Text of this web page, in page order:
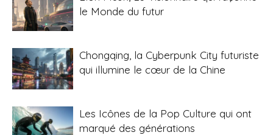
le Monde du futur
Chongqing, la Cyberpunk City futuriste
qui illumine le cœur de la Chine
Les Icônes de la Pop Culture qui ont
marqué des générations